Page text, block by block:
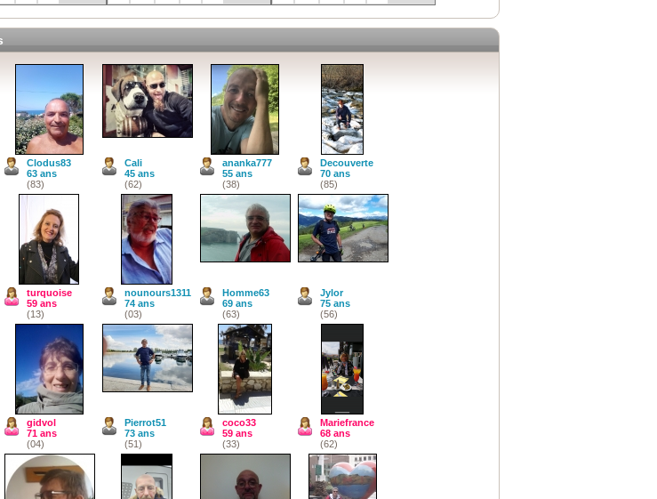
Clodus83
63 ans
(83)
Cali
45 ans
(62)
ananka777
55 ans
(38)
Decouverte
70 ans
(85)
turquoise
59 ans
(13)
nounours1311
74 ans
(03)
Homme63
69 ans
(63)
Jylor
75 ans
(56)
gidvol
71 ans
(04)
Pierrot51
73 ans
(51)
coco33
59 ans
(33)
Mariefrance
68 ans
(62)